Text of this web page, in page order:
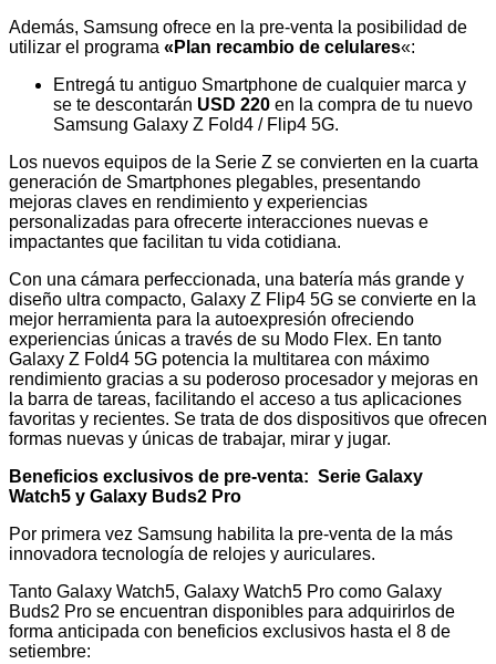
Además, Samsung ofrece en la pre-venta la posibilidad de
utilizar el programa «Plan recambio de celulares«:
Entregá tu antiguo Smartphone de cualquier marca y
se te descontarán USD 220 en la compra de tu nuevo
Samsung Galaxy Z Fold4 / Flip4 5G.
Los nuevos equipos de la Serie Z se convierten en la cuarta
generación de Smartphones plegables, presentando
mejoras claves en rendimiento y experiencias
personalizadas para ofrecerte interacciones nuevas e
impactantes que facilitan tu vida cotidiana.
Con una cámara perfeccionada, una batería más grande y
diseño ultra compacto, Galaxy Z Flip4 5G se convierte en la
mejor herramienta para la autoexpresión ofreciendo
experiencias únicas a través de su Modo Flex. En tanto
Galaxy Z Fold4 5G potencia la multitarea con máximo
rendimiento gracias a su poderoso procesador y mejoras en
la barra de tareas, facilitando el acceso a tus aplicaciones
favoritas y recientes. Se trata de dos dispositivos que ofrecen
formas nuevas y únicas de trabajar, mirar y jugar.
Beneficios exclusivos de pre-venta: Serie Galaxy
Watch5 y Galaxy Buds2 Pro
Por primera vez Samsung habilita la pre-venta de la más
innovadora tecnología de relojes y auriculares.
Tanto Galaxy Watch5, Galaxy Watch5 Pro como Galaxy
Buds2 Pro se encuentran disponibles para adquirirlos de
forma anticipada con beneficios exclusivos hasta el 8 de
setiembre: